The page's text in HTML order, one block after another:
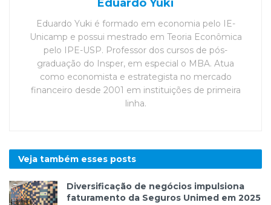
Eduardo Yuki
Eduardo Yuki é formado em economia pelo IE-
Unicamp e possui mestrado em Teoria Econômica
pelo IPE-USP. Professor dos cursos de pós-
graduação do Insper, em especial o MBA. Atua
como economista e estrategista no mercado
financeiro desde 2001 em instituições de primeira
linha.
Veja também esses posts
Diversificação de negócios impulsiona
faturamento da Seguros Unimed em 2025